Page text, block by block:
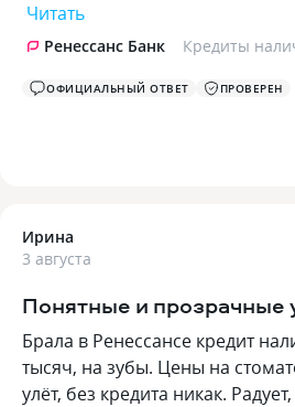
Читать
Ренессанс Банк Кредиты
ОФИЦИАЛЬНЫЙ ОТВЕТ ПРОВЕРЕН
Ирина
3 августа
Понятные и прозрачные
Брала в Ренессансе кредит
тысяч, на зубы. Цены на
улёт, без кредита никак.